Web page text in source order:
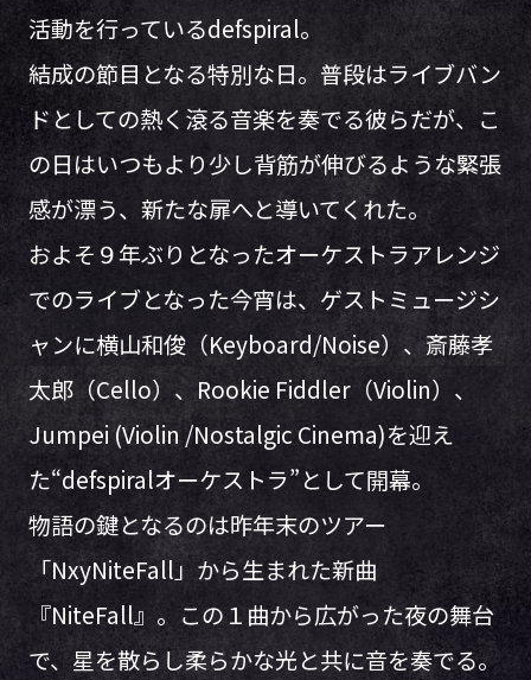
活動を行っているdefspiral。
結成の節目となる特別な日。普段はライブバン
ドとしての熱く滾る音楽を奏でる彼らだが、こ
の日はいつもより少し背筋が伸びるような緊張
感が漂う、新たな扉へと導いてくれた。
およそ９年ぶりとなったオーケストラアレンジ
でのライブとなった今宵は、ゲストミュージシ
ャンに横山和俊（Keyboard/Noise）、斎藤孝
太郎（Cello）、Rookie Fiddler（Violin）、
Jumpei (Violin /Nostalgic Cinema)を迎え
た“defspiralオーケストラ”として開幕。
物語の鍵となるのは昨年末のツアー
「NxyNiteFall」から生まれた新曲
『NiteFall』。この１曲から広がった夜の舞台
で、星を散らし柔らかな光と共に音を奏でる。